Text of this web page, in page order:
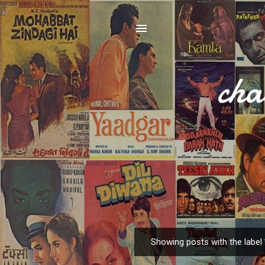
o
Showing posts with the label